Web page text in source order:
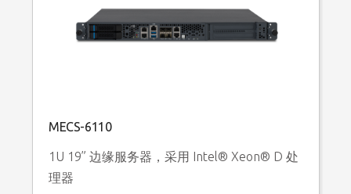
MECS-6110
1U 19” 边缘服务器，采用 Intel® Xeon® D 处
理器